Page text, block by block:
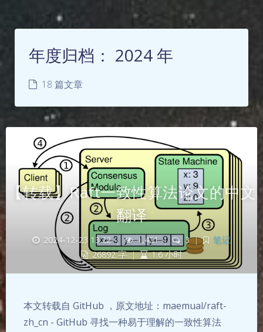
年度归档： 2024 年
18 篇文章
【转载】Raft一致性算法论文的中文
翻译
2024-12-23 13:22 | 1,421 | 3 |
笔记
26892 字 | 1.6 小时
本文转载自 GitHub ，原文地址：maemual/raft-
zh_cn - GitHub 寻找一种易于理解的一致性算法